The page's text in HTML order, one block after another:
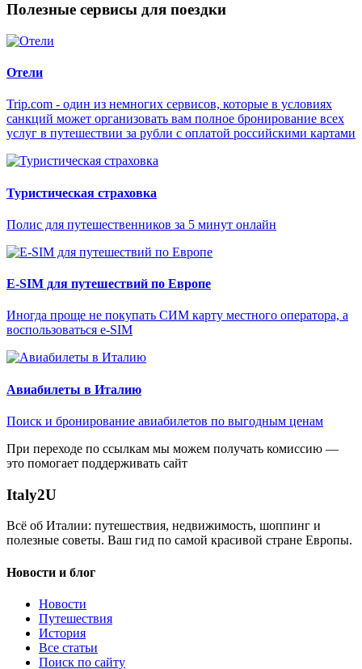
Полезные сервисы для поездки
Отели
Trip.com - один из немногих сервисов, которые в условиях
санкций может организовать вам полное бронирование всех
услуг в путешествии за рубли с оплатой российскими картами
Туристическая страховка
Полис для путешественников за 5 минут онлайн
E-SIM для путешествий по Европе
Иногда проще не покупать СИМ карту местного оператора, а
воспользоваться e-SIM
Авиабилеты в Италию
Поиск и бронирование авиабилетов по выгодным ценам
При переходе по ссылкам мы можем получать комиссию —
это помогает поддерживать сайт
Italy2U
Всё об Италии: путешествия, недвижимость, шоппинг и
полезные советы. Ваш гид по самой красивой стране Европы.
Новости и блог
Новости
Путешествия
История
Все статьи
Поиск по сайту